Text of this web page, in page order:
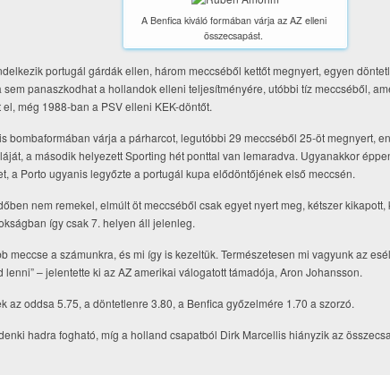
A Benfica kiváló formában várja az AZ elleni
összecsapást.
portugál gárdák ellen, három meccséből kettőt megnyert, egyen
sem panaszkodhat a hollandok elleni teljesítményére, utóbbi tíz meccséből,
még 1988-ban a PSV elleni KEK-döntőt.
bombaformában várja a párharcot, legutóbbi 29 meccséből 25-öt megnyert,
a második helyezett Sporting hét ponttal van lemaradva. Ugyanakkor
a Porto ugyanis legyőzte a portugál kupa elődöntőjének első meccsén.
nem remekel, elmúlt öt meccséből csak egyet nyert meg, kétszer
így csak 7. helyen áll jelenleg.
meccse a számunkra, és mi így is kezeltük. Természetesen mi vagyunk az
– jelentette ki az AZ amerikai válogatott támadója, Aron Johansson.
az oddsa 5.75, a döntetlenre 3.80, a Benfica győzelmére 1.70 a szorzó.
hadra fogható, míg a holland csapatból Dirk Marcellis hiányzik az